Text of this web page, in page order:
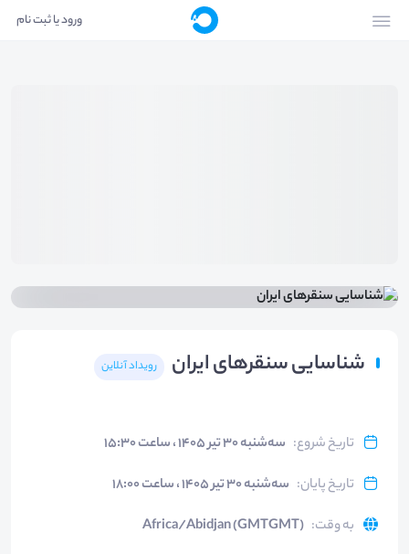
ورود یا ثبت نام
شناسایی سنقرهای ایران رویداد آنلاین
تاریخ شروع: سه‌شنبه ۳۰ تیر ۱۴۰۵ ، ساعت ۱۵:۳۰
تاریخ پایان: سه‌شنبه ۳۰ تیر ۱۴۰۵ ، ساعت ۱۸:۰۰
به وقت:
Africa/Abidjan (GMTGMT)